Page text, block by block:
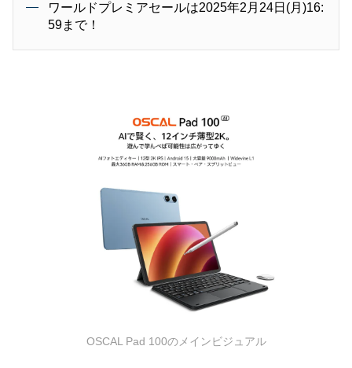
ワールドプレミアセールは2025年2月24日(月)16:
59まで！
OSCAL Pad 100のメインビジュアル